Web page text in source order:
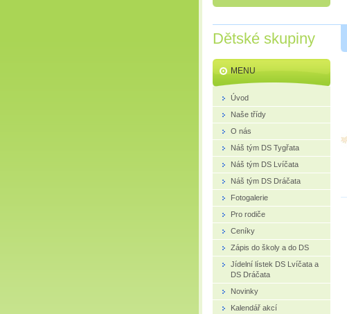
Dětské skupiny
MENU
Úvod
Naše třídy
O nás
Náš tým DS Tygřata
Náš tým DS Lvíčata
Náš tým DS Dráčata
Fotogalerie
Pro rodiče
Ceníky
Zápis do školy a do DS
Jídelní lístek DS Lvíčata a
DS Dráčata
Novinky
Kalendář akcí